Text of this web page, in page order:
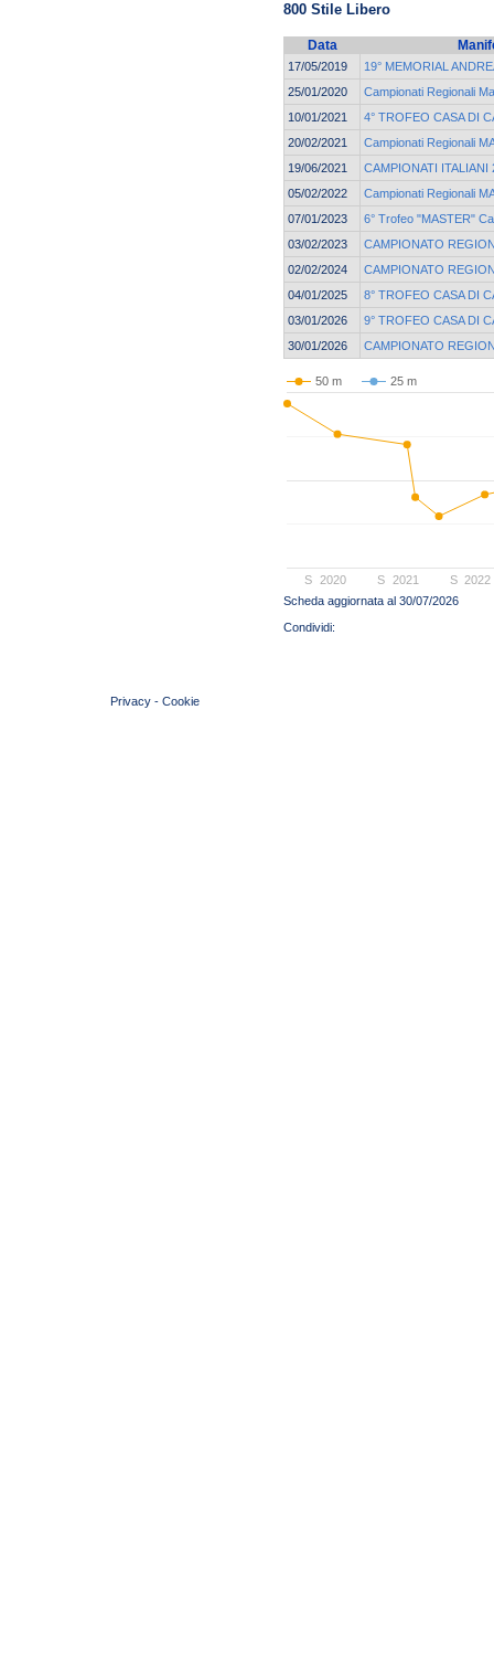
800 Stile Libero
Data
17/05/2019
19° MEMORIAL
25/01/2020
Campionati Regionali
10/01/2021
4° TROFEO CASA DI
20/02/2021
Campionati Regionali
19/06/2021
CAMPIONATI ITALIANI
05/02/2022
Campionati Regionali
07/01/2023
6° Trofeo "MASTER"
03/02/2023
CAMPIONATO
02/02/2024
CAMPIONATO
04/01/2025
8° TROFEO CASA DI
03/01/2026
9° TROFEO CASA DI
30/01/2026
CAMPIONATO
50 m 25 m
2020 2021 2022
S S S
Scheda aggiornata al 30/07/2026
Privacy - Cookie